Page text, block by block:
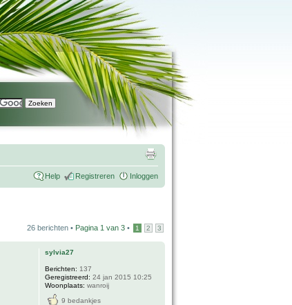
Help Registreren Inloggen
26 berichten • Pagina 1 van 3 • 1 2 3
sylvia27
Berichten: 137
Geregistreerd: 24 jan 2015 10:25
Woonplaats: wanroij
9 bedankjes